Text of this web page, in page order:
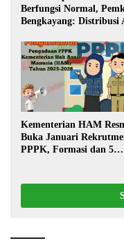
Berfungsi Normal,
Bengkayang: Distribusi
Warga
Kementerian HAM
Buka Januari
PPPK, Formasi dan 5